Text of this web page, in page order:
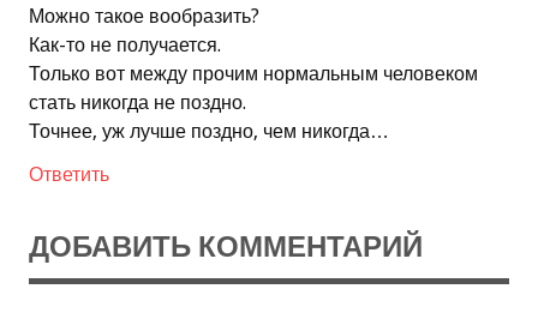
Можно такое вообразить?
Как-то не получается.
Только вот между прочим нормальным человеком
стать никогда не поздно.
Точнее, уж лучше поздно, чем никогда…
Ответить
ДОБАВИТЬ КОММЕНТАРИЙ